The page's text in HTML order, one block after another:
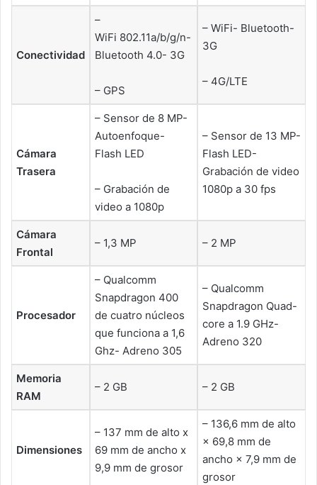
Conectividad
–
WiFi 802.11a/b/g/n-
Bluetooth 4.0- 3G
– GPS
– WiFi- Bluetooth-
3G
– 4G/LTE
Cámara
Trasera
– Sensor de 8 MP-
Autoenfoque-
Flash LED
– Grabación de
video a 1080p
– Sensor de 13 MP-
Flash LED-
Grabación de video
1080p a 30 fps
Cámara
Frontal
– 1,3 MP – 2 MP
Procesador
– Qualcomm
Snapdragon 400
de cuatro núcleos
que funciona a 1,6
Ghz- Adreno 305
– Qualcomm
Snapdragon Quad-
core a 1.9 GHz-
Adreno 320
Memoria
RAM
– 2 GB – 2 GB
Dimensiones
– 137 mm de alto x
69 mm de ancho x
9,9 mm de grosor
– 136,6 mm de alto
× 69,8 mm de
ancho × 7,9 mm de
grosor